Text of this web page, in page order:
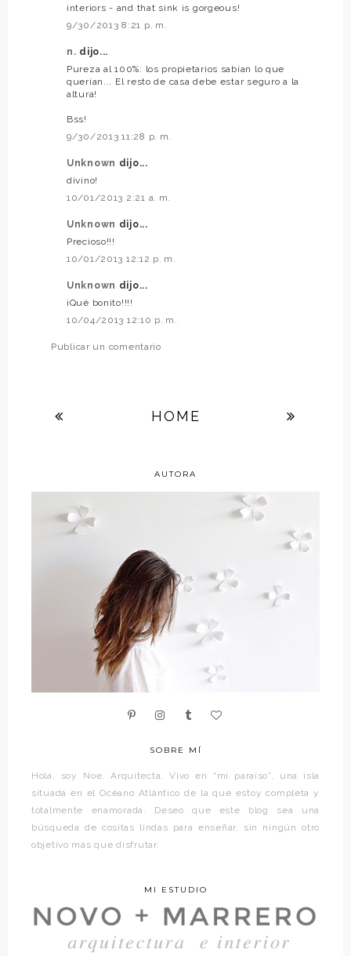
interiors - and that sink is gorgeous!
9/30/2013 8:21 p. m.
n. dijo...
Pureza al 100%: los propietarios sabían lo que
querían... El resto de casa debe estar seguro a la
altura!
Bss!
9/30/2013 11:28 p. m.
Unknown dijo...
divino!
10/01/2013 2:21 a. m.
Unknown dijo...
Precioso!!!
10/01/2013 12:12 p. m.
Unknown dijo...
¡Qué bonito!!!!
10/04/2013 12:10 p. m.
Publicar un comentario
HOME
AUTORA
SOBRE MÍ
Hola, soy Noe. Arquitecta. Vivo en “mi paraíso”, una isla
situada en el Océano Atlántico de la que estoy completa y
totalmente enamorada. Deseo que este blog sea una
búsqueda de cositas lindas para enseñar, sin ningún otro
objetivo más que disfrutar.
MI ESTUDIO